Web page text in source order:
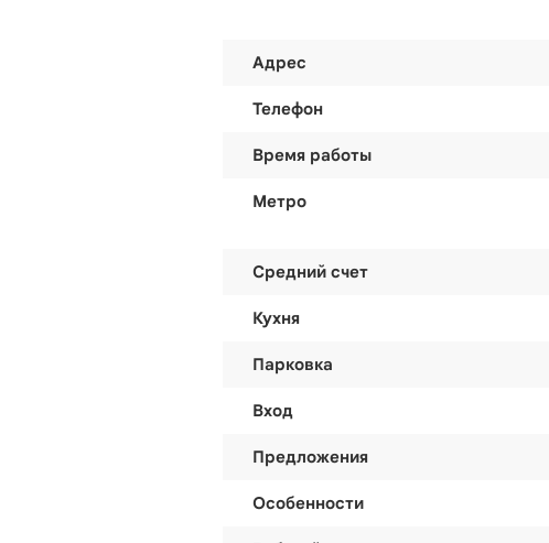
Адрес
Телефон
Время работы
Метро
Средний счет
Кухня
Парковка
Вход
Предложения
Особенности